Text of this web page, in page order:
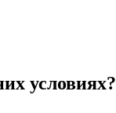
условиях?